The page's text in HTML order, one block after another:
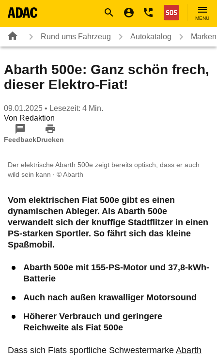
Nothilfe
MENÜ
Rund ums Fahrzeug Autokatalog
Abarth 500e: Ganz schön frech,
dieser Elektro-Fiat!
09.01.2025 • Lesezeit: 4 Min.
Von Redaktion
FeedbackDrucken
Der elektrische Abarth 500e zeigt bereits optisch, dass er auch
wild sein kann
© Abarth
Vom elektrischen Fiat 500e gibt es einen
dynamischen Ableger. Als Abarth 500e
verwandelt sich der knuffige Stadtflitzer in einen
PS-starken Sportler. So fährt sich das kleine
Spaßmobil.
Abarth 500e mit 155-PS-Motor und 37,8-kWh-
Batterie
Auch nach außen krawalliger Motorsound
Höherer Verbrauch und geringere
Reichweite als Fiat 500e
Dass sich Fiats sportliche Schwestermarke Abarth